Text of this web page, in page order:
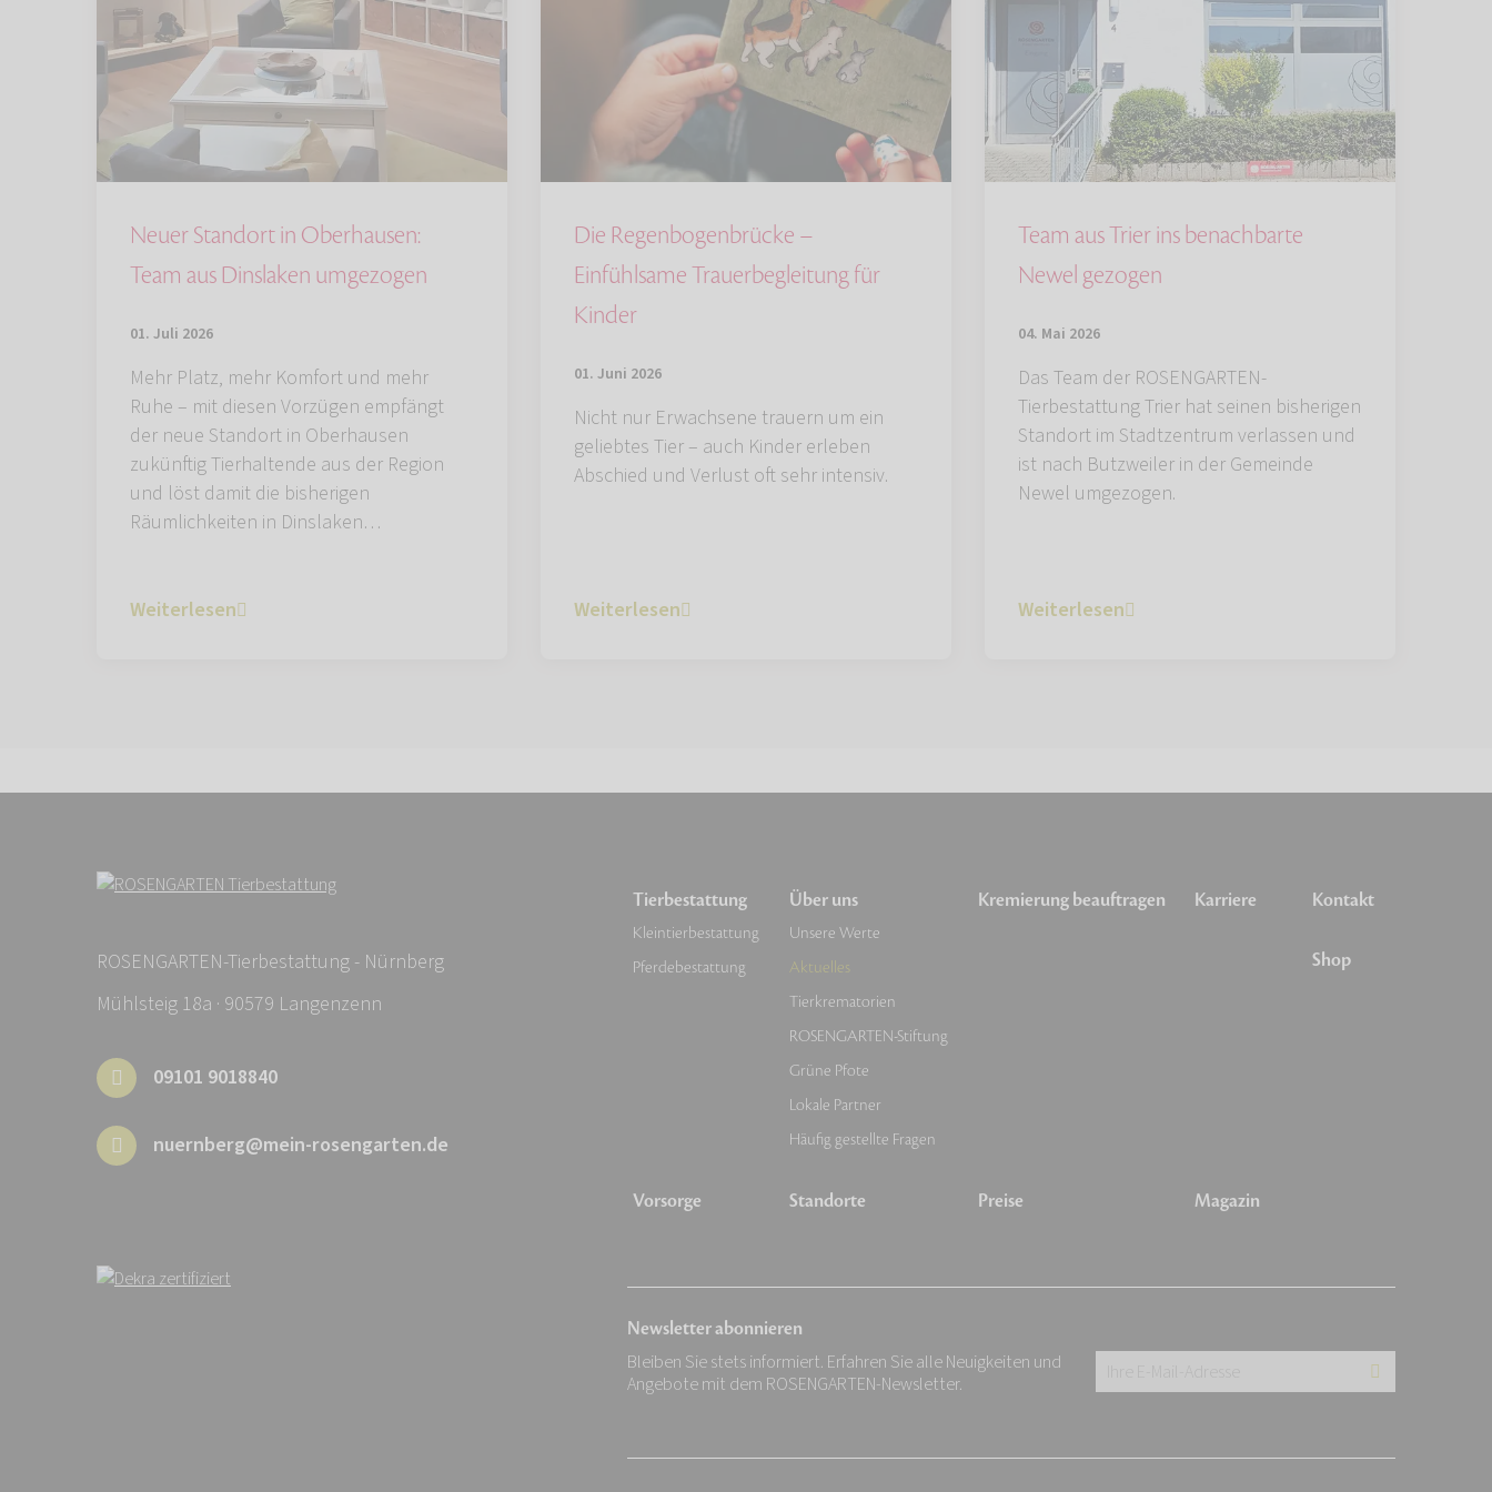
Neuer Standort in Oberhausen:
Team aus Dinslaken umgezogen
01. Juli 2026
Mehr Platz, mehr Komfort und mehr
Ruhe – mit diesen Vorzügen empfängt
der neue Standort in Oberhausen
zukünftig Tierhaltende aus der Region
und löst damit die bisherigen
Räumlichkeiten in Dinslaken…
Weiterlesen
Die Regenbogenbrücke –
Einfühlsame Trauerbegleitung für
Kinder
01. Juni 2026
Nicht nur Erwachsene trauern um ein
geliebtes Tier – auch Kinder erleben
Abschied und Verlust oft sehr intensiv.
Weiterlesen
Team aus Trier ins benachbarte
Newel gezogen
04. Mai 2026
Das Team der ROSENGARTEN-
Tierbestattung Trier hat seinen bisherigen
Standort im Stadtzentrum verlassen und
ist nach Butzweiler in der Gemeinde
Newel umgezogen.
Weiterlesen
ROSENGARTEN-Tierbestattung - Nürnberg
Mühlsteig 18a · 90579 Langenzenn
09101 9018840
nuernberg@mein-rosengarten.de
Tierbestattung
Kleintierbestattung
Pferdebestattung
Vorsorge
Über uns
Unsere Werte
Aktuelles
Tierkrematorien
ROSENGARTEN-Stiftung
Grüne Pfote
Lokale Partner
Häufig gestellte Fragen
Standorte
Kremierung beauftragen
Preise
Karriere
Magazin
Kontakt
Shop
Newsletter abonnieren
Bleiben Sie stets informiert. Erfahren Sie alle Neuigkeiten und
Angebote mit dem ROSENGARTEN-Newsletter.